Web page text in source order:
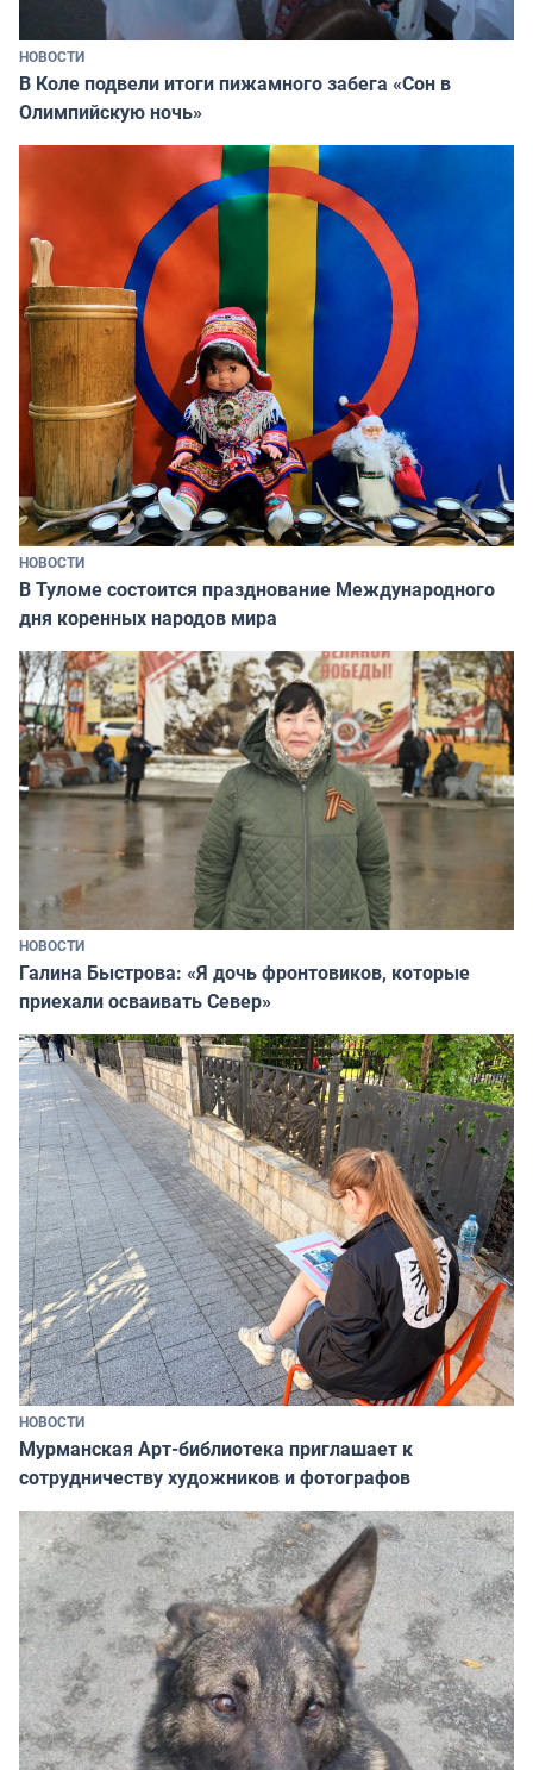
НОВОСТИ
В Коле подвели итоги пижамного забега «Сон в
Олимпийскую ночь»
НОВОСТИ
В Туломе состоится празднование Международного
дня коренных народов мира
НОВОСТИ
Галина Быстрова: «Я дочь фронтовиков, которые
приехали осваивать Север»
НОВОСТИ
Мурманская Арт-библиотека приглашает к
сотрудничеству художников и фотографов